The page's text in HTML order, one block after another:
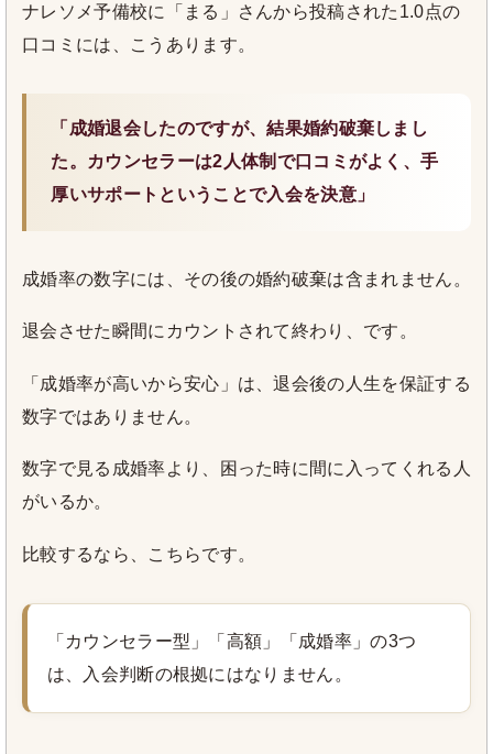
ナレソメ予備校に「まる」さんから投稿された1.0点の
口コミには、こうあります。
「成婚退会したのですが、結果婚約破棄しまし
た。カウンセラーは2人体制で口コミがよく、手
厚いサポートということで入会を決意」
成婚率の数字には、その後の婚約破棄は含まれません。
退会させた瞬間にカウントされて終わり、です。
「成婚率が高いから安心」は、退会後の人生を保証する
数字ではありません。
数字で見る成婚率より、困った時に間に入ってくれる人
がいるか。
比較するなら、こちらです。
「カウンセラー型」「高額」「成婚率」の3つ
は、入会判断の根拠にはなりません。